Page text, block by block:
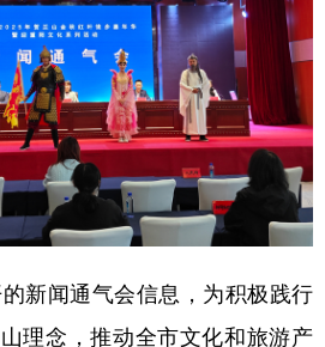
闻通气会信息，为积极践行
理念，推动全市文化和旅游产